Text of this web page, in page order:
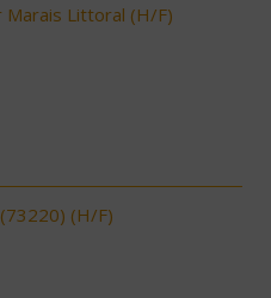
Marais Littoral (H/F)
(H/F)